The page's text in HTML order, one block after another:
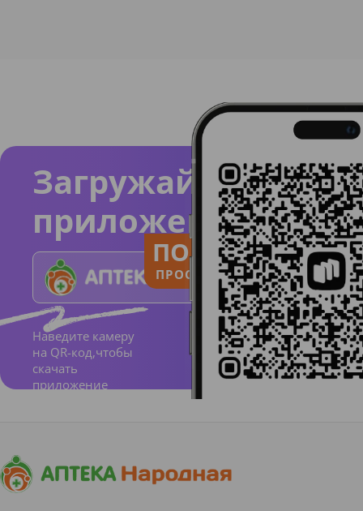
Загружайте
приложение
Наведите камеру
на QR-код,чтобы
скачать
приложение
ПОЛЬЗУЙСЯ
ПРОСТО И ПОНЯТНО